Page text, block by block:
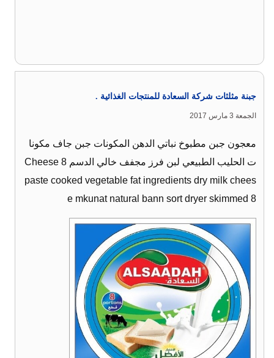
جبنة مثلثات شركة السعادة للمنتجات الغذائية .
الجمعة 3 مارس 2017
معجون جبن مطبوخ نباتي الدهن المكونات جبن جاف مكونا
ت الحليب الطبيعي لبن فرز مجفف خالي الدسم 8 Cheese
paste cooked vegetable fat ingredients dry milk chees
e mkunat natural bann sort dryer skimmed 8